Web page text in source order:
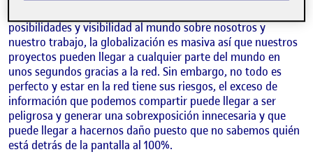
posibilidades y visibilidad al mundo sobre nosotros y
nuestro trabajo, la globalización es masiva así que nuestros
proyectos pueden llegar a cualquier parte del mundo en
unos segundos gracias a la red. Sin embargo, no todo es
perfecto y estar en la red tiene sus riesgos, el exceso de
información que podemos compartir puede llegar a ser
peligrosa y generar una sobrexposición innecesaria y que
puede llegar a hacernos daño puesto que no sabemos quién
está detrás de la pantalla al 100%.